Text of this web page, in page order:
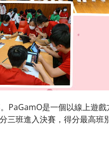
是一個以線上遊戲
三班進入決賽，得分最高班